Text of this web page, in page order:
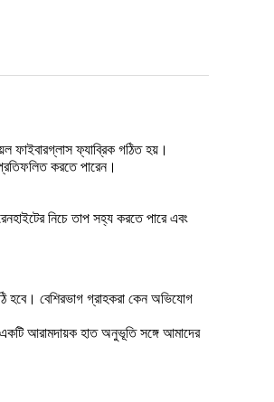
ফাইবারগ্লাস ফ্যাব্রিক গঠিত হয়।
করতে পারেন।
নিচে তাপ সহ্য করতে পারে এবং
হবে। বেশিরভাগ গ্রাহকরা কেন অভিযোগ
একটি আরামদায়ক হাত অনুভূতি সঙ্গে আমাদের